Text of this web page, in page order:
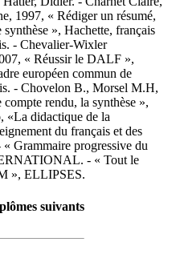
1997, « Rédiger un résumé,
», Hachette, français
- Chevalier-Wixler
« Réussir le DALF »,
européen commun de
- Chovelon B., Morsel M.H,
rendu, la synthèse »,
«La didactique de la
du français et des
Grammaire progressive du
- « Tout le
», ELLIPSES.
suivants